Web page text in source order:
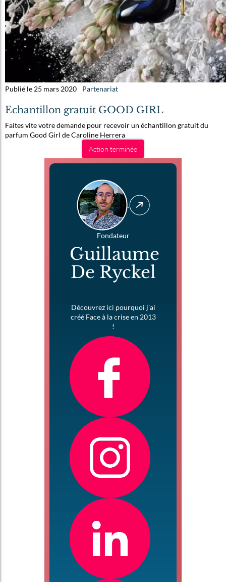
Publié le 25 mars 2020 Partenariat
Echantillon gratuit GOOD GIRL
Faites vite votre demande pour recevoir un échantillon gratuit du
parfum Good Girl de Caroline Herrera
Action terminée
Fondateur
Guillaume
De Ryckel
Découvrez ici pourquoi j’ai
créé Face à la crise en 2013
!